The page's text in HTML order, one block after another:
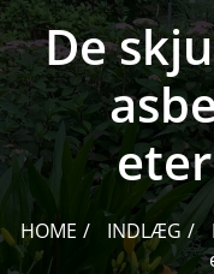
De
HOME INDLÆG